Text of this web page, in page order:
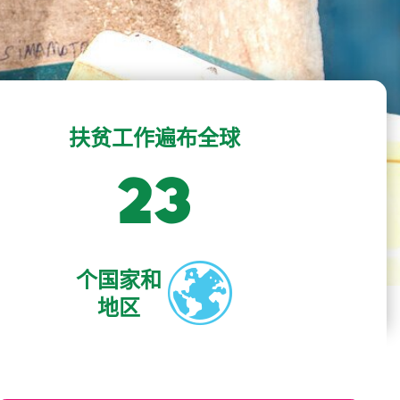
扶贫工作遍布全球
23
个国家和
地区